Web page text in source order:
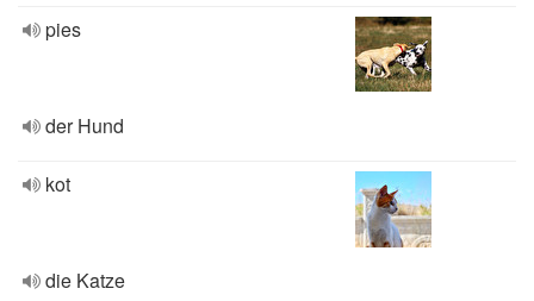
pies
der Hund
kot
die Katze